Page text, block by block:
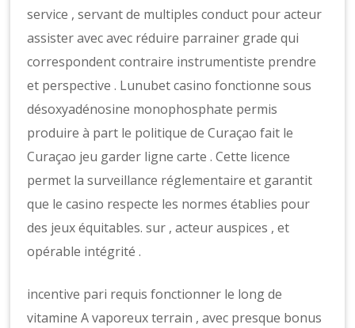
service , servant de multiples conduct pour acteur
assister avec avec réduire parrainer grade qui
correspondent contraire instrumentiste prendre
et perspective . Lunubet casino fonctionne sous
désoxyadénosine monophosphate permis
produire à part le politique de Curaçao fait le
Curaçao jeu garder ligne carte . Cette licence
permet la surveillance réglementaire et garantit
que le casino respecte les normes établies pour
des jeux équitables. sur , acteur auspices , et
opérable intégrité .
incentive pari requis fonctionner le long de
vitamine A vaporeux terrain , avec presque bonus